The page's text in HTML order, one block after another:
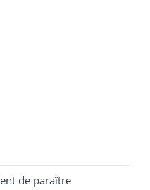
de paraître